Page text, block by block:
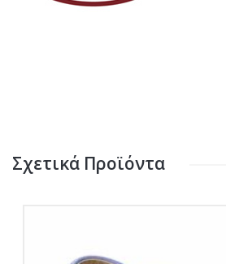
Σχετικά Προϊόντα